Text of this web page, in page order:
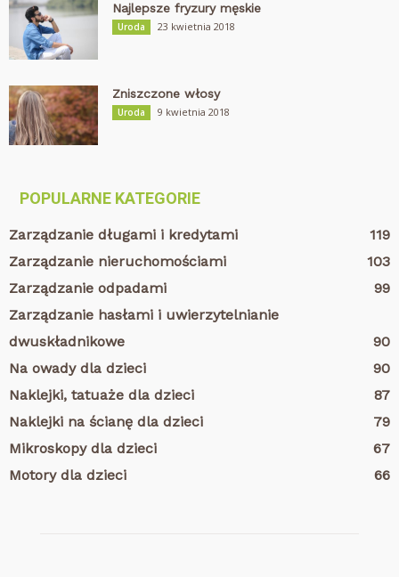
Najlepsze fryzury męskie
Uroda 23 kwietnia 2018
Zniszczone włosy
Uroda 9 kwietnia 2018
POPULARNE KATEGORIE
Zarządzanie długami i kredytami
119
Zarządzanie nieruchomościami
103
Zarządzanie odpadami
99
Zarządzanie hasłami i uwierzytelnianie
dwuskładnikowe
90
Na owady dla dzieci
90
Naklejki, tatuaże dla dzieci
87
Naklejki na ścianę dla dzieci
79
Mikroskopy dla dzieci
67
Motory dla dzieci
66